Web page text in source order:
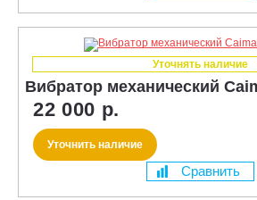
Уточнять наличие
Вибратор механический
22 000 р.
Уточнить наличие
Сравнить